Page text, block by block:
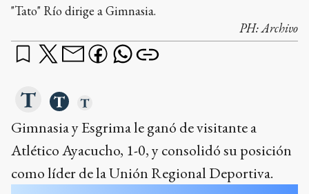
"Tato" Río dirige a Gimnasia.
PH:Archivo
Gimnasia y Esgrima le ganó de visitante a
Atlético Ayacucho, 1-0, y consolidó su posición
como líder de la Unión Regional Deportiva.